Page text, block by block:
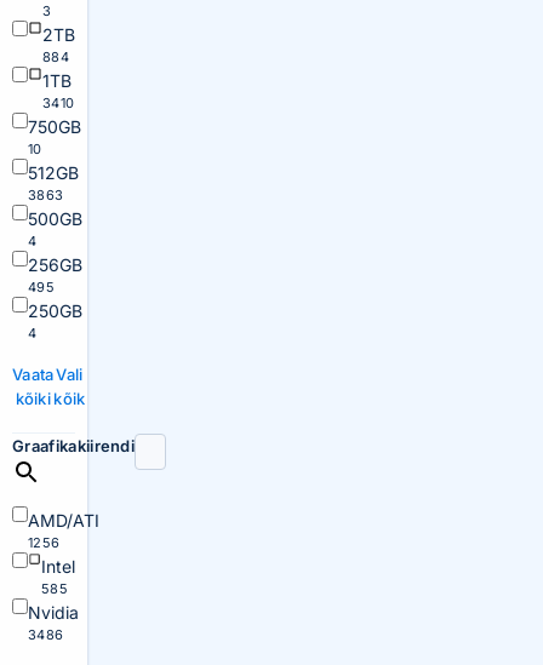
3
2TB
884
1TB
3410
750GB
10
512GB
3863
500GB
4
256GB
495
250GB
4
Vaata
kõiki
Vali
kõik
Graafikakiirendi
AMD/ATI
1256
Intel
585
Nvidia
3486